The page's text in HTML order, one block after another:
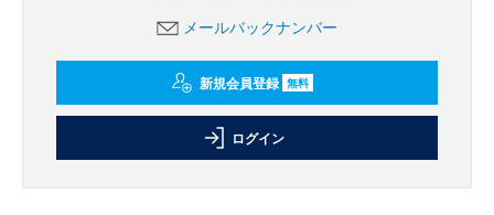
メールバックナンバー
新規会員登録 無料
ログイン